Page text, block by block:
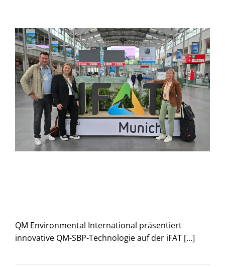
QM Environmental International präsentiert
innovative QM-SBP-Technologie auf der iFAT [...]